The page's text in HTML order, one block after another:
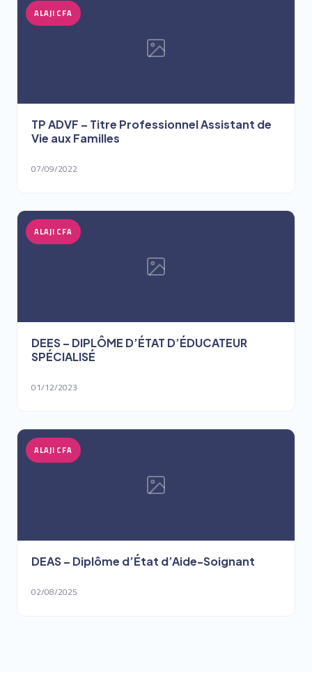
ALAJI CFA
TP ADVF – Titre Professionnel Assistant de
Vie aux Familles
07/09/2022
ALAJI CFA
DEES – DIPLÔME D’ÉTAT D’ÉDUCATEUR
SPÉCIALISÉ
01/12/2023
ALAJI CFA
DEAS – Diplôme d’État d’Aide-Soignant
02/08/2025